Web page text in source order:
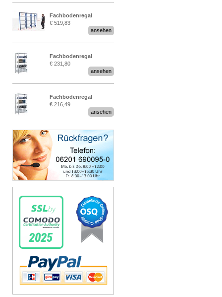
Fachbodenregal
Stecksystem MultiPlus
2,25 Meter breit
€ 519,83
ansehen
Fachbodenregal
Stecksystem MultiPlus
€ 231,80
ansehen
Fachbodenregal
Stecksystem MultiPlus
€ 216,49
ansehen